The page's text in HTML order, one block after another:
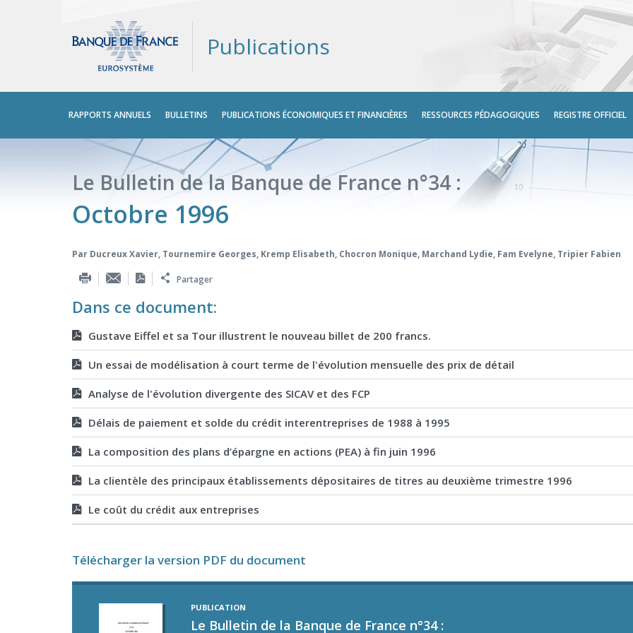
Publications
principal
RAPPORTS ANNUELS BULLETINS PUBLICATIONS ÉCONOMIQUES ET FINANCIÈRES RESSOURCES PÉDAGOGIQUES REGISTRE OFFICIEL
Le Bulletin de la Banque de France n°34 :
Octobre 1996
Par Ducreux Xavier, Tournemire Georges, Kremp Elisabeth, Chocron Monique, Marchand Lydie, Fam Evelyne, Tripier Fabien
Partager
Dans ce document:
Gustave Eiffel et sa Tour illustrent le nouveau billet de 200 francs.
Un essai de modélisation à court terme de l'évolution mensuelle des prix de détail
Analyse de l'évolution divergente des SICAV et des FCP
Délais de paiement et solde du crédit interentreprises de 1988 à 1995
La composition des plans d’épargne en actions (PEA) à fin juin 1996
La clientèle des principaux établissements dépositaires de titres au deuxième trimestre 1996
Le coût du crédit aux entreprises
Télécharger la version PDF du document
PUBLICATION
Le Bulletin de la Banque de France n°34 :